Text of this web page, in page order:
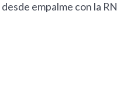
empalme con la RN